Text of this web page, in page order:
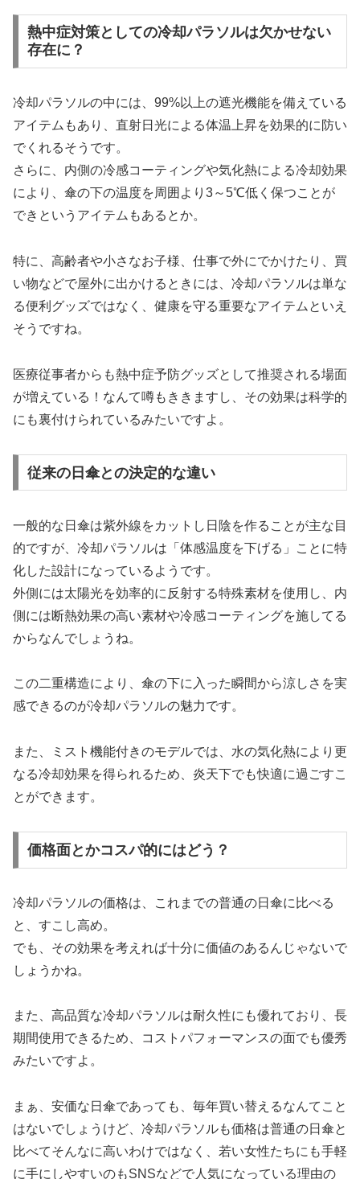
熱中症対策としての冷却パラソルは欠かせない
存在に？
冷却パラソルの中には、99%以上の遮光機能を備えている
アイテムもあり、直射日光による体温上昇を効果的に防い
でくれるそうです。
さらに、内側の冷感コーティングや気化熱による冷却効果
により、傘の下の温度を周囲より3～5℃低く保つことが
できというアイテムもあるとか。
特に、高齢者や小さなお子様、仕事で外にでかけたり、買
い物などで屋外に出かけるときには、冷却パラソルは単な
る便利グッズではなく、健康を守る重要なアイテムといえ
そうですね。
医療従事者からも熱中症予防グッズとして推奨される場面
が増えている！なんて噂もききますし、その効果は科学的
にも裏付けられているみたいですよ。
従来の日傘との決定的な違い
一般的な日傘は紫外線をカットし日陰を作ることが主な目
的ですが、冷却パラソルは「体感温度を下げる」ことに特
化した設計になっているようです。
外側には太陽光を効率的に反射する特殊素材を使用し、内
側には断熱効果の高い素材や冷感コーティングを施してる
からなんでしょうね。
この二重構造により、傘の下に入った瞬間から涼しさを実
感できるのが冷却パラソルの魅力です。
また、ミスト機能付きのモデルでは、水の気化熱により更
なる冷却効果を得られるため、炎天下でも快適に過ごすこ
とができます。
価格面とかコスパ的にはどう？
冷却パラソルの価格は、これまでの普通の日傘に比べる
と、すこし高め。
でも、その効果を考えれば十分に価値のあるんじゃないで
しょうかね。
また、高品質な冷却パラソルは耐久性にも優れており、長
期間使用できるため、コストパフォーマンスの面でも優秀
みたいですよ。
まぁ、安価な日傘であっても、毎年買い替えるなんてこと
はないでしょうけど、冷却パラソルも価格は普通の日傘と
比べてそんなに高いわけではなく、若い女性たちにも手軽
に手にしやすいのもSNSなどで人気になっている理由の